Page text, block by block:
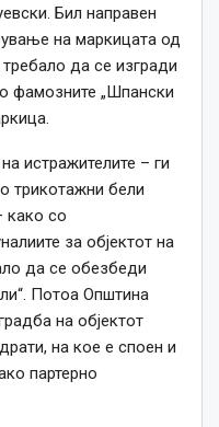
Бил направен
на маркицата од
да се изгради
фамозните „Шпански
истражителите – ги
трикотажни бели
како со
за објектот на
да се обезбеди
Потоа Општина
на објектот
на кое е споен и
партерно